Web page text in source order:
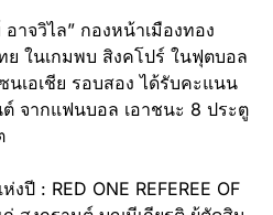
าจวิไล” กองหน้าเมืองทอง
ย ในเกมพบ สิงคโปร์ ในฟุตบอล
เอเชีย รอบสอง ได้รับคะแนน
จากแฟนบอล เอาชนะ 8 ประตู
ปี : RED ONE REFEREE OF